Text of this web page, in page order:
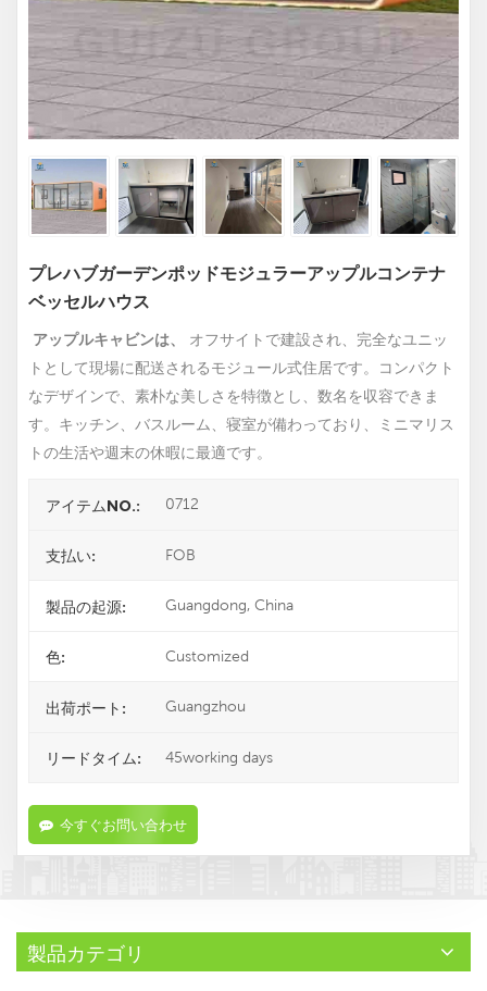
プレハブガーデンポッドモジュラーアップルコンテナ
ベッセルハウス
アップルキャビンは、
オフサイトで建設され、完全なユニッ
トとして現場​​に配送されるモジュール式住居です。コンパクト
なデザインで、素朴な美しさを特徴とし、数名を収容できま
す。キッチン、バスルーム、寝室が備わっており、ミニマリス
トの生活や週末の休暇に最適です。
アイテムNO.: 0712
支払い: FOB
製品の起源: Guangdong, China
色: Customized
出荷ポート: Guangzhou
リードタイム: 45working days
今すぐお問い合わせ
製品カテゴリ